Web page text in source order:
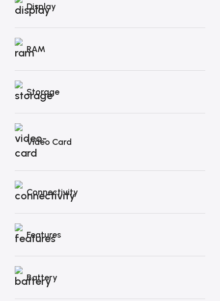
Display
RAM
Storage
Video Card
Connectivity
Features
Battery